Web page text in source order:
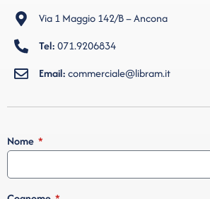
Via 1 Maggio 142/B – Ancona
Tel:071.9206834
Email:commerciale@libram.it
Nome